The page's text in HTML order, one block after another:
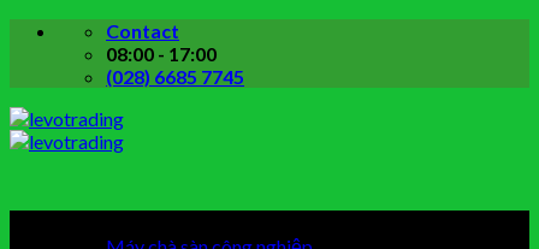
Skip
Contact
08:00 - 17:00
(028) 6685 7745